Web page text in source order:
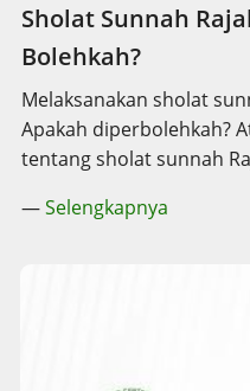
Sholat Sunnah
Bolehkah?
Melaksanakan sholat
Apakah diperbolehkah?
tentang sholat sunnah
—Selengkapnya